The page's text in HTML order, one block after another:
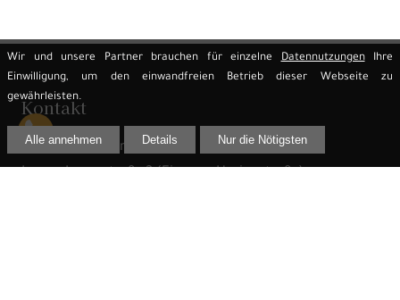
Kontakt
Rechtsanwalt Jens Reime
Wir und unsere Partner brauchen für einzelneDatennutzungenIhre
Einwilligung, um den einwandfreien Betrieb dieser Webseite zu
gewährleisten.
Alle annehmen Details Nur die Nötigsten